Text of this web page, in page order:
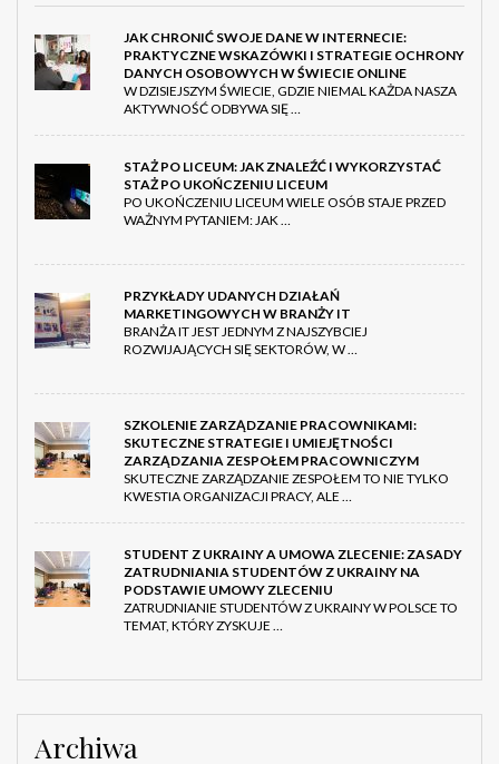
JAK CHRONIĆ SWOJE DANE W INTERNECIE:
PRAKTYCZNE WSKAZÓWKI I STRATEGIE OCHRONY
DANYCH OSOBOWYCH W ŚWIECIE ONLINE
W DZISIEJSZYM ŚWIECIE, GDZIE NIEMAL KAŻDA NASZA
AKTYWNOŚĆ ODBYWA SIĘ …
STAŻ PO LICEUM: JAK ZNALEŹĆ I WYKORZYSTAĆ
STAŻ PO UKOŃCZENIU LICEUM
PO UKOŃCZENIU LICEUM WIELE OSÓB STAJE PRZED
WAŻNYM PYTANIEM: JAK …
PRZYKŁADY UDANYCH DZIAŁAŃ
MARKETINGOWYCH W BRANŻY IT
BRANŻA IT JEST JEDNYM Z NAJSZYBCIEJ
ROZWIJAJĄCYCH SIĘ SEKTORÓW, W …
SZKOLENIE ZARZĄDZANIE PRACOWNIKAMI:
SKUTECZNE STRATEGIE I UMIEJĘTNOŚCI
ZARZĄDZANIA ZESPOŁEM PRACOWNICZYM
SKUTECZNE ZARZĄDZANIE ZESPOŁEM TO NIE TYLKO
KWESTIA ORGANIZACJI PRACY, ALE …
STUDENT Z UKRAINY A UMOWA ZLECENIE: ZASADY
ZATRUDNIANIA STUDENTÓW Z UKRAINY NA
PODSTAWIE UMOWY ZLECENIU
ZATRUDNIANIE STUDENTÓW Z UKRAINY W POLSCE TO
TEMAT, KTÓRY ZYSKUJE …
Archiwa